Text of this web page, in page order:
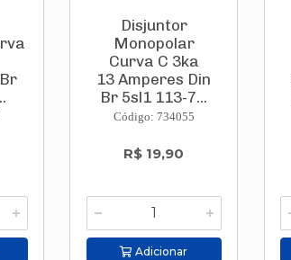
Disjuntor
Monopolar
Curva C 3ka
13 Amperes Din
Br 5sl1 113-7...
Código: 734055
R$ 19,90
Adicionar